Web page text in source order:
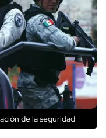
de la seguridad